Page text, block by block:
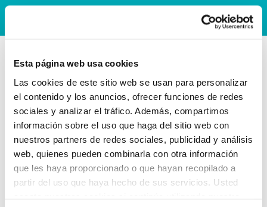
Esta página web usa cookies
Las cookies de este sitio web se usan para personalizar
el contenido y los anuncios, ofrecer funciones de redes
sociales y analizar el tráfico. Además, compartimos
información sobre el uso que haga del sitio web con
nuestros partners de redes sociales, publicidad y análisis
web, quienes pueden combinarla con otra información
que les haya proporcionado o que hayan recopilado a
partir del uso que haya hecho de sus servicios. Usted